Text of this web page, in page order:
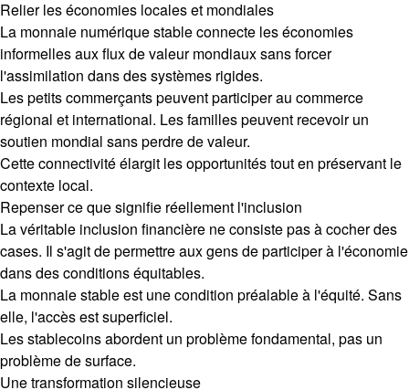
Relier les économies locales et mondiales
La monnaie numérique stable connecte les économies
informelles aux flux de valeur mondiaux sans forcer
l'assimilation dans des systèmes rigides.
Les petits commerçants peuvent participer au commerce
régional et international. Les familles peuvent recevoir un
soutien mondial sans perdre de valeur.
Cette connectivité élargit les opportunités tout en préservant le
contexte local.
Repenser ce que signifie réellement l'inclusion
La véritable inclusion financière ne consiste pas à cocher des
cases. Il s'agit de permettre aux gens de participer à l'économie
dans des conditions équitables.
La monnaie stable est une condition préalable à l'équité. Sans
elle, l'accès est superficiel.
Les stablecoins abordent un problème fondamental, pas un
problème de surface.
Une transformation silencieuse